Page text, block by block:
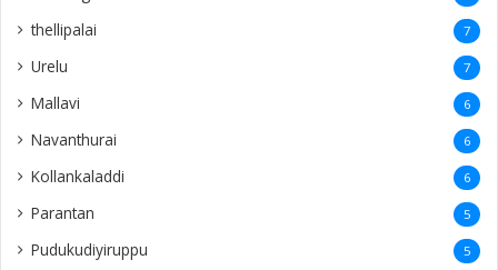
thellipalai 7
Urelu 7
Mallavi 6
Navanthurai 6
Kollankaladdi 6
Parantan 5
Pudukudiyiruppu 5